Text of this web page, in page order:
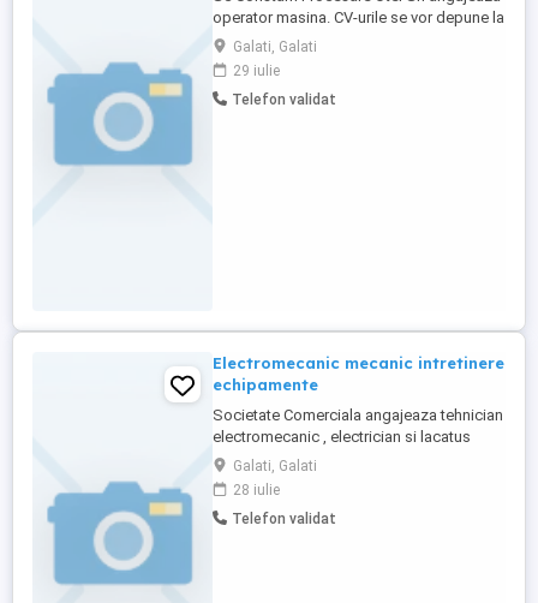
operator masina. CV-urile se vor depune la
sediul societatii din Strada Al. Industriei nr.
5, Mun. Buzau, Jud. Buzau.
Galati, Galati
29 iulie
Telefon validat
Electromecanic mecanic intretinere
echipamente
Societate Comerciala angajeaza tehnician
electromecanic , electrician si lacatus
mecanic in. Salarizare in functie de
calificarea si aptitudinile fiecaruia. Detalii
la nr de telefon afisat. Descriere job: Sa
verifice sa execute procesele de repartie,
Galati, Galati
28 iulie
Telefon validat